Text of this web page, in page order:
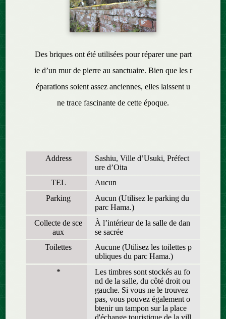
Des briques ont été utilisées pour réparer une part
ie d’un mur de pierre au sanctuaire. Bien que les r
éparations soient assez anciennes, elles laissent u
ne trace fascinante de cette époque.
Address
Sashiu, Ville d’Usuki, Préfect
ure d’Oita
TEL
Aucun
Parking
Aucun (Utilisez le parking du
parc Hama.)
Collecte de sce
aux
À l’intérieur de la salle de dan
se sacrée
Toilettes
Aucune (Utilisez les toilettes p
ubliques du parc Hama.)
*
Les timbres sont stockés au fo
nd de la salle, du côté droit ou
gauche. Si vous ne le trouvez
pas, vous pouvez également o
btenir un tampon sur la place
d'échange touristique de la vill